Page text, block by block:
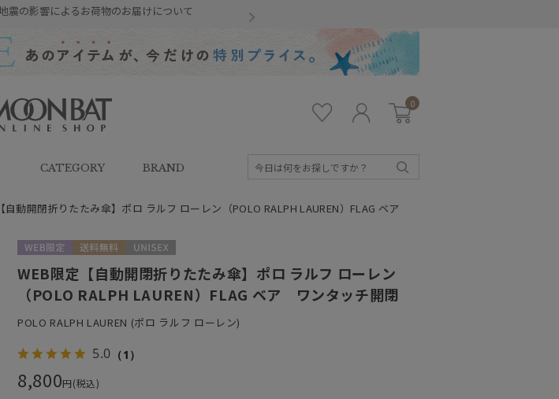
震の影響によるお荷物のお届けについて
ンバットオンラインシ
イ
ン
0
CATEGORY BRAND
自動開閉折りたたみ傘】ポロ ラルフ ローレン（POLO RALPH LAUREN）FLAG ベア
WEB限定【自動開閉折りたたみ傘】ポロ ラルフ ローレン
（POLO RALPH LAUREN）FLAG ベア ワンタッチ開閉
POLO RALPH LAUREN (ポロ ラルフ ローレン)
5.0 （1）
8,800円(税込)